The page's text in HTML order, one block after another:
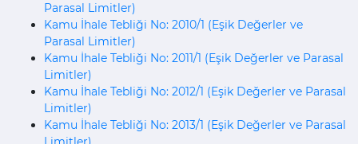
Parasal Limitler)
Kamu İhale Tebliği No: 2010/1 (Eşik Değerler ve
Parasal Limitler)
Kamu İhale Tebliği No: 2011/1 (Eşik Değerler ve Parasal
Limitler)
Kamu İhale Tebliği No: 2012/1 (Eşik Değerler ve Parasal
Limitler)
Kamu İhale Tebliği No: 2013/1 (Eşik Değerler ve Parasal